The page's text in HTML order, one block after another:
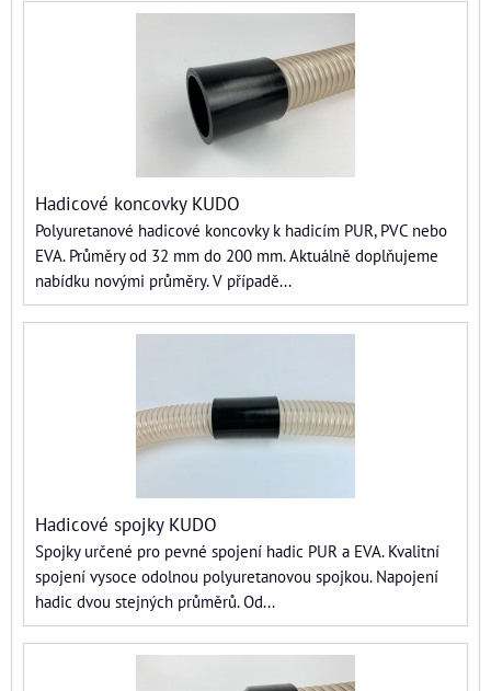
Hadicové koncovky KUDO
Polyuretanové hadicové koncovky k hadicím PUR, PVC nebo
EVA. Průměry od 32 mm do 200 mm. Aktuálně doplňujeme
nabídku novými průměry. V případě...
Hadicové spojky KUDO
Spojky určené pro pevné spojení hadic PUR a EVA. Kvalitní
spojení vysoce odolnou polyuretanovou spojkou. Napojení
hadic dvou stejných průměrů. Od...